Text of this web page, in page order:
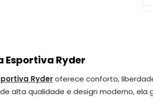
Esportiva Ryder
Ryderoferece conforto,
alta qualidade e design moderno, ela